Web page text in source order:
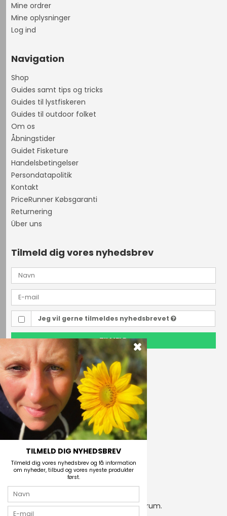
Mine ordrer
Mine oplysninger
Log ind
Navigation
Shop
Guides samt tips og tricks
Guides til lystfiskeren
Guides til outdoor folket
Om os
Åbningstider
Guidet Fisketure
Handelsbetingelser
Persondatapolitik
Kontakt
PriceRunner Købsgaranti
Returnering
Über uns
Tilmeld dig vores nyhedsbrev
Jeg vil gerne tilmeldes nyhedsbrevet
TILMELD
Outdoor i Centrum
Perlegade 44
6400 Sønderborg, Danmark
Telefonnr.
(+45) 74 43 53 55
E-mail
2026 © Outdoor i Centrum.
TILMELD DIG NYHEDSBREV
Tilmeld dig vores nyhedsbrev og få information
om nyheder, tilbud og vores nyeste produkter
først.